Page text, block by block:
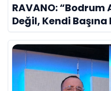
RAVANO: “Bodrum
Değil, Kendi